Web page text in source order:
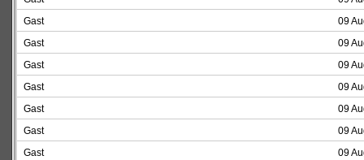
Gast
09
Gast
09
Gast
09
Gast
09
Gast
09
Gast
09
Gast
09